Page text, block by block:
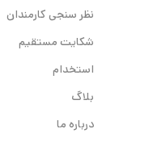
نظر سنجی کارمندان
شکایت مستقیم
استخدام
بلاگ
درباره ما